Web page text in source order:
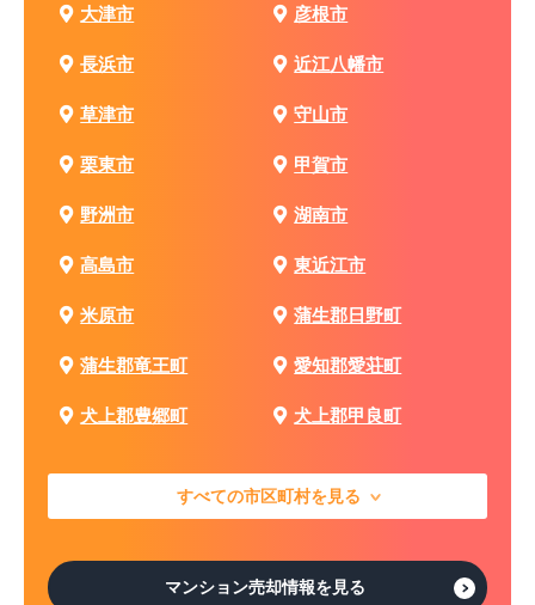
大津市 彦根市
長浜市 近江八幡市
草津市 守山市
栗東市 甲賀市
野洲市 湖南市
高島市 東近江市
米原市 蒲生郡日野町
蒲生郡竜王町 愛知郡愛荘町
犬上郡豊郷町 犬上郡甲良町
すべての市区町村を見る
マンション売却情報を見る